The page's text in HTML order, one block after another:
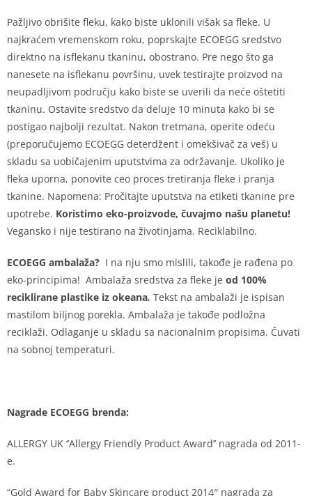
Pažljivo obrišite fleku, kako biste uklonili višak sa fleke. U
najkraćem vremenskom roku, poprskajte ECOEGG sredstvo
direktno na isflekanu tkaninu, obostrano. Pre nego što ga
nanesete na isflekanu površinu, uvek testirajte proizvod na
neupadljivom području kako biste se uverili da neće oštetiti
tkaninu. Ostavite sredstvo da deluje 10 minuta kako bi se
postigao najbolji rezultat. Nakon tretmana, operite odeću
(preporučujemo ECOEGG deterdžent i omekšivač za veš) u
skladu sa uobičajenim uputstvima za održavanje. Ukoliko je
fleka uporna, ponovite ceo proces tretiranja fleke i pranja
tkanine. Napomena: Pročitajte uputstva na etiketi tkanine pre
upotrebe. Koristimo eko-proizvode, čuvajmo našu planetu!
Vegansko i nije testirano na životinjama. Reciklabilno.
ECOEGG ambalaža? I na nju smo mislili, takođe je rađena po
eko-principima! Ambalaža sredstva za fleke je od 100%
reciklirane plastike iz okeana. Tekst na ambalaži je ispisan
mastilom biljnog porekla. Ambalaža je takođe podložna
reciklaži. Odlaganje u skladu sa nacionalnim propisima. Čuvati
na sobnoj temperaturi.
Nagrade ECOEGG brenda:
ALLERGY UK ‘’Allergy Friendly Product Award’’ nagrada od 2011-
e.
“Gold Award for Baby Skincare product 2014″ nagrada za